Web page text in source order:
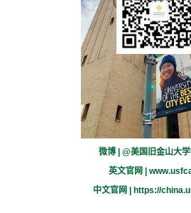
微博 | @美国旧金山大
英文官网 |
中文官网 |
https://